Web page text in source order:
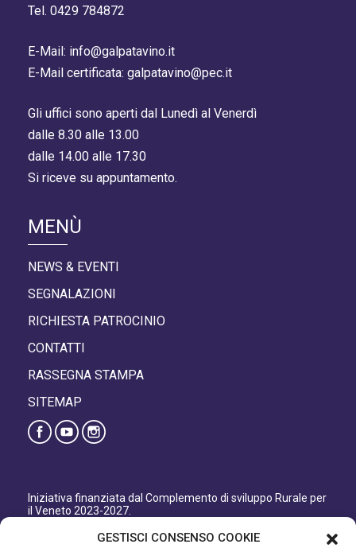
GESTISCI CONSENSO COOKIE
Tel. 0429 784872
E-Mail: info@galpatavino.it
E-Mail certificata: galpatavino@pec.it
Gli uffici sono aperti dal Lunedì al Venerdì
dalle 8.30 alle 13.00
dalle 14.00 alle 17.30
Si riceve su appuntamento.
MENÙ
NEWS & EVENTI
SEGNALAZIONI
RICHIESTA PATROCINIO
CONTATTI
RASSEGNA STAMPA
SITEMAP
Iniziativa finanziata dal Complemento di sviluppo Rurale per
il Veneto 2023-2027.
Organismo responsabile dell’informazione: GAL Patavino